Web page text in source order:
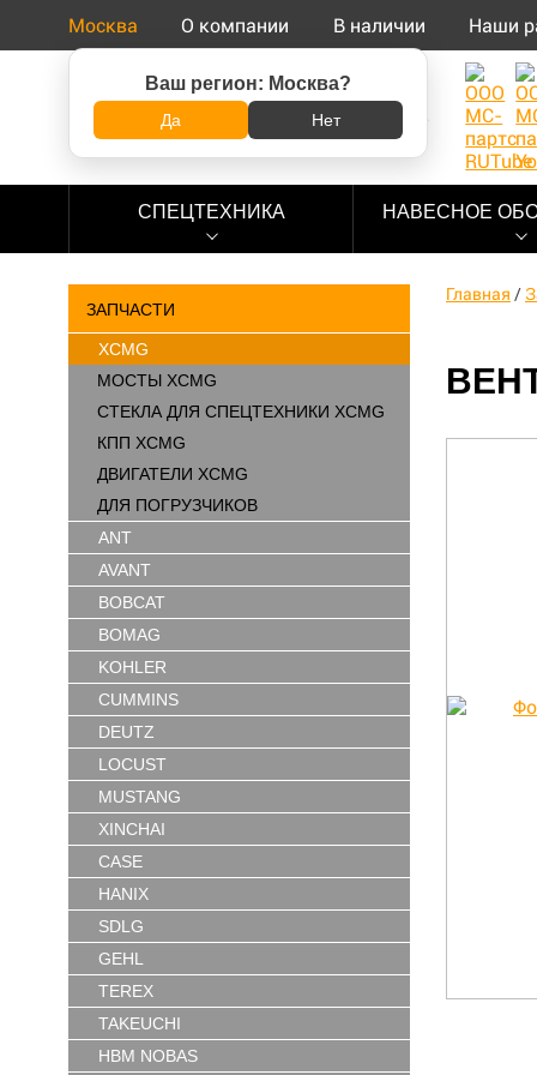
Москва
Ваш регион: Москва?
Да Нет
О компании В наличии Наши
8 (800) 500-73-92
СПЕЦТЕХНИКА НАВЕСНОЕ
ЗАПЧАСТИ
XCMG
МОСТЫ XCMG
СТЕКЛА ДЛЯ СПЕЦТЕХНИКИ XCMG
КПП XCMG
ДВИГАТЕЛИ XCMG
ДЛЯ ПОГРУЗЧИКОВ
ANT
AVANT
BOBCAT
BOMAG
KOHLER
CUMMINS
DEUTZ
LOCUST
MUSTANG
XINCHAI
CASE
HANIX
SDLG
GEHL
TEREX
TAKEUCHI
HBM NOBAS
Главная /